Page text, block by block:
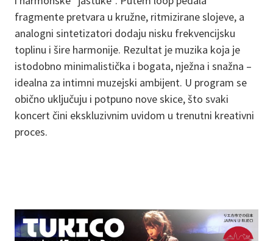
fragmente pretvara u kružne, ritmizirane slojeve, a
analogni sintetizatori dodaju nisku frekvencijsku
toplinu i šire harmonije. Rezultat je muzika koja je
istodobno minimalistička i bogata, nježna i snažna –
idealna za intimni muzejski ambijent. U program se
obično uključuju i potpuno nove skice, što svaki
koncert čini ekskluzivnim uvidom u trenutni kreativni
proces.